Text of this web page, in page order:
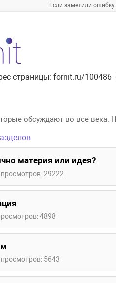
Если заметили
страницы: fornit.ru/100486
обсуждают во все века.
материя или идея?
просмотров: 29222
4898
5643